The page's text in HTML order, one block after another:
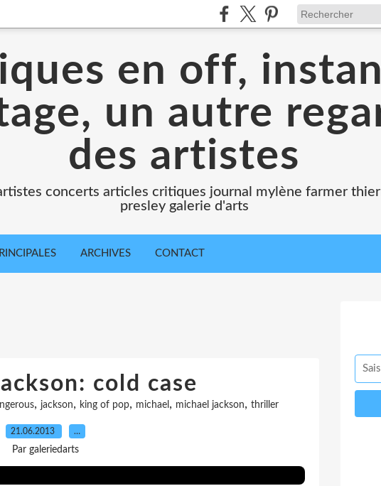
en off,
un autre
des artistes
concerts articles critiques journal mylène farmer
presley galerie d'arts
ARCHIVES CONTACT
cold case
, jackson, king of pop, michael , michael jackson, thriller
21.06.2013 …
Par galeriedarts